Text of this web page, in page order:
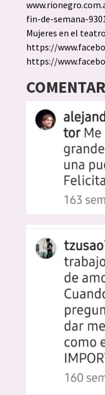
fin-de-semana-
Mujeres en el teatro
https://
https://